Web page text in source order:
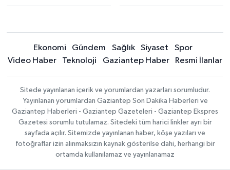
Ekonomi Gündem Sağlık Siyaset
Spor
Video Haber
Teknoloji Gaziantep Haber Resmi İlanlar
Sitede yayınlanan içerik ve yorumlardan yazarları sorumludur.
Yayınlanan yorumlardan Gaziantep Son Dakika Haberleri ve
Gaziantep Haberleri - Gaziantep Gazeteleri - Gaziantep Ekspres
Gazetesi sorumlu tutulamaz. Sitedeki tüm harici linkler ayrı bir
sayfada açılır. Sitemizde yayınlanan haber, köşe yazıları ve
fotoğraflar izin alınmaksızın kaynak gösterilse dahi, herhangi bir
ortamda kullanılamaz ve yayınlanamaz